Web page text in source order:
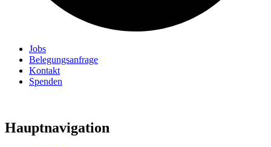
Jobs
Belegungsanfrage
Kontakt
Spenden
Hauptnavigation